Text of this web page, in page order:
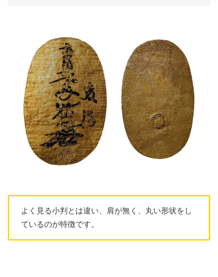
よく見る小判とは違い、肩が無く、丸い形状をし
ているのが特徴です。